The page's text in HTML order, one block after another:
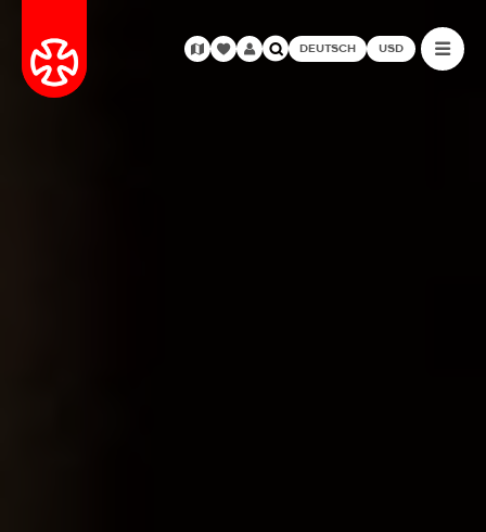
DEUTSCH USD